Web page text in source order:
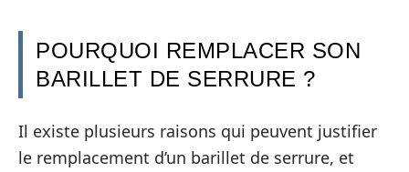
POURQUOI REMPLACER SON
BARILLET DE SERRURE ?
Il existe plusieurs raisons qui peuvent justifier
le remplacement d’un barillet de serrure, et